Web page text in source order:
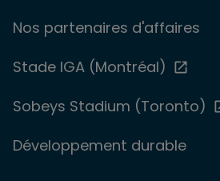
Nos partenaires d'affaires
Stade IGA (Montréal)
Sobeys Stadium (Toronto)
Développement durable